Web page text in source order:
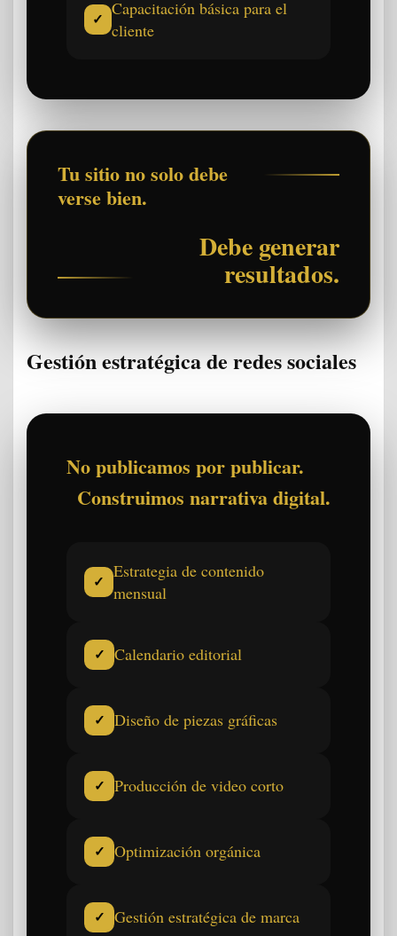
✓
Capacitación básica para el
cliente
Tu sitio no solo debe
verse bien.
Debe generar
resultados.
Gestión estratégica de redes sociales
No publicamos por publicar.
Construimos narrativa digital.
✓
Estrategia de contenido
mensual
✓ Calendario editorial
✓ Diseño de piezas gráficas
✓ Producción de video corto
✓ Optimización orgánica
✓ Gestión estratégica de marca